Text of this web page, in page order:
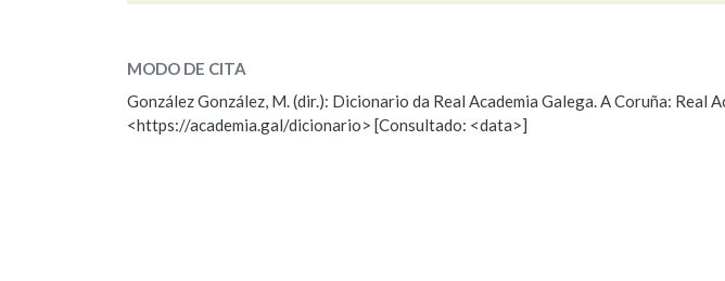
Observación
Nome Apelidos
MODO DE CITA
González González, M. (dir.): Dicionario da Real Academia Galega. A Coruña: Real
<https://academia.gal/dicionario> [Consultado: <data>]